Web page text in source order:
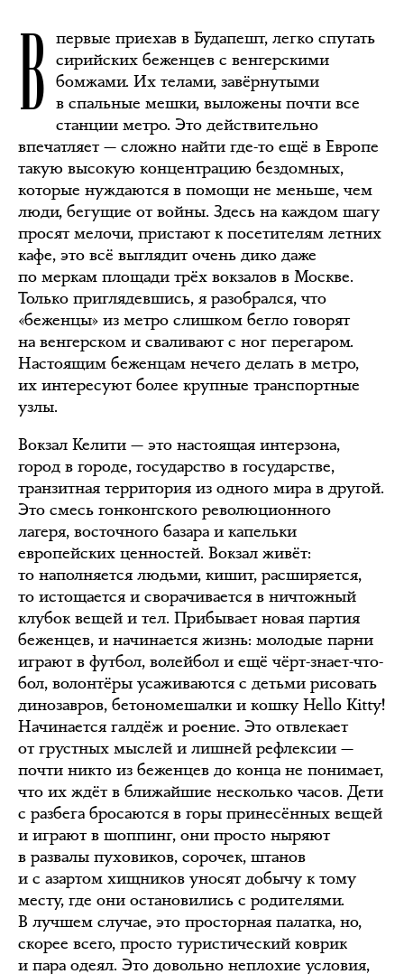
В первые приехав в Будапешт, легко спутать
сирийских беженцев с венгерскими
бомжами. Их телами, завёрнутыми
в спальные мешки, выложены почти все
станции метро. Это действительно
впечатляет — сложно найти где-то ещё в Европе
такую высокую концентрацию бездомных,
которые нуждаются в помощи не меньше, чем
люди, бегущие от войны. Здесь на каждом шагу
просят мелочи, пристают к посетителям летних
кафе, это всё выглядит очень дико даже
по меркам площади трёх вокзалов в Москве.
Только приглядевшись, я разобрался, что
«беженцы» из метро слишком бегло говорят
на венгерском и сваливают с ног перегаром.
Настоящим беженцам нечего делать в метро,
их интересуют более крупные транспортные
узлы.
Вокзал Келити — это настоящая интерзона,
город в городе, государство в государстве,
транзитная территория из одного мира в другой.
Это смесь гонконгского революционного
лагеря, восточного базара и капельки
европейских ценностей. Вокзал живёт:
то наполняется людьми, кишит, расширяется,
то истощается и сворачивается в ничтожный
клубок вещей и тел. Прибывает новая партия
беженцев, и начинается жизнь: молодые парни
играют в футбол, волейбол и ещё чёрт-знает-что-
бол, волонтёры усаживаются с детьми рисовать
динозавров, бетономешалки и кошку Hello Kitty!
Начинается галдёж и роение. Это отвлекает
от грустных мыслей и лишней рефлексии —
почти никто из беженцев до конца не понимает,
что их ждёт в ближайшие несколько часов. Дети
с разбега бросаются в горы принесённых вещей
и играют в шоппинг, они просто ныряют
в развалы пуховиков, сорочек, штанов
и с азартом хищников уносят добычу к тому
месту, где они остановились с родителями.
В лучшем случае, это просторная палатка, но,
скорее всего, просто туристический коврик
и пара одеял. Это довольно неплохие условия,